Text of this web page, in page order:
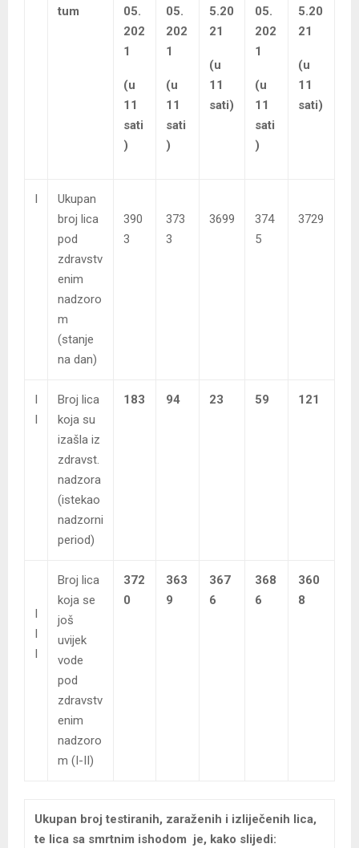
tum
05.
202
1
(u
11
sati
)
05.
202
1
(u
11
sati
)
5.20
21
(u
11
sati)
05.
202
1
(u
11
sati
)
5.20
21
(u
11
sati)
I
Ukupan
broj lica
pod
zdravstv
enim
nadzoro
m
(stanje
na dan)
390
3
373
3
3699
374
5
3729
I
I
Broj lica
koja su
izašla iz
zdravst.
nadzora
(istekao
nadzorni
period)
183 94 23 59 121
I
I
I
Broj lica
koja se
još
uvijek
vode
pod
zdravstv
enim
nadzoro
m (I-II)
372
0
363
9
367
6
368
6
360
8
Ukupan broj testiranih, zaraženih i izliječenih lica,
te lica sa smrtnim ishodom je, kako slijedi: